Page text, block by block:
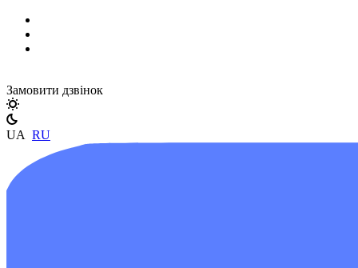
Замовити дзвінок
UA RU